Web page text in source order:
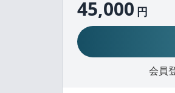
45,000 円
会員